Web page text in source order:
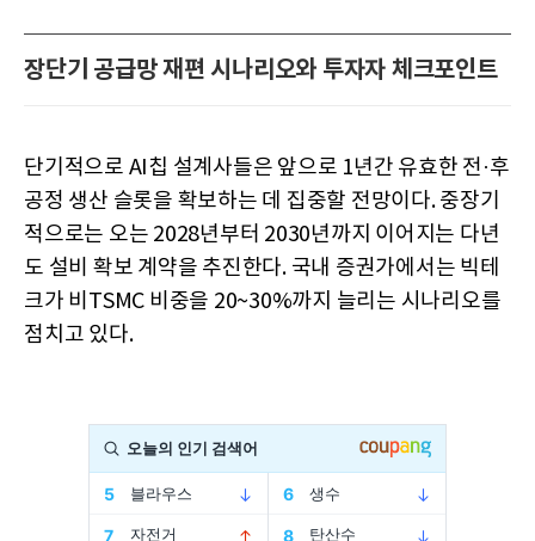
장단기 공급망 재편 시나리오와 투자자 체크포인트
단기적으로 AI칩 설계사들은 앞으로 1년간 유효한 전·후
공정 생산 슬롯을 확보하는 데 집중할 전망이다. 중장기
적으로는 오는 2028년부터 2030년까지 이어지는 다년
도 설비 확보 계약을 추진한다. 국내 증권가에서는 빅테
크가 비TSMC 비중을 20~30%까지 늘리는 시나리오를
점치고 있다.